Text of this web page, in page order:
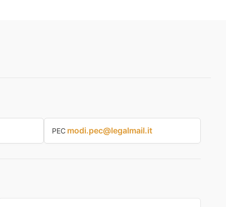
PEC modi.pec@legalmail.it